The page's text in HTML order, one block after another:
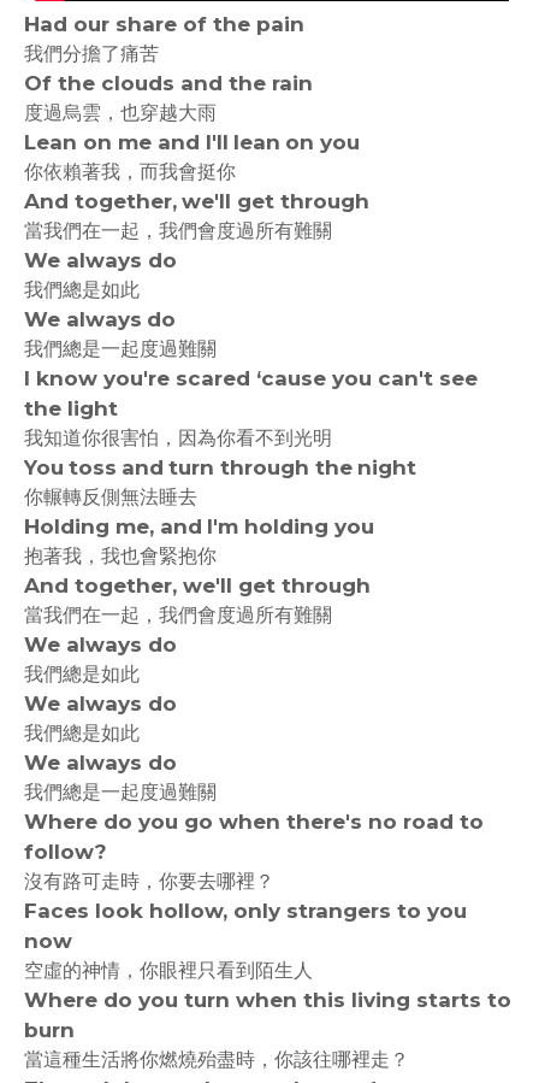
Had our share of the pain
我們分擔了痛苦
Of the clouds and the rain
度過烏雲，也穿越大雨
Lean on me and I'll lean on you
你依賴著我，而我會挺你
And together, we'll get through
當我們在一起，我們會度過所有難關
We always do
我們總是如此
We always do
我們總是一起度過難關
I know you're scared ‘cause you can't see
the light
我知道你很害怕，因為你看不到光明
You toss and turn through the night
你輾轉反側無法睡去
Holding me, and I'm holding you
抱著我，我也會緊抱你
And together, we'll get through
當我們在一起，我們會度過所有難關
We always do
我們總是如此
We always do
我們總是如此
We always do
我們總是一起度過難關
Where do you go when there's no road to
follow?
沒有路可走時，你要去哪裡？
Faces look hollow, only strangers to you
now
空虛的神情，你眼裡只看到陌生人
Where do you turn when this living starts to
burn
當這種生活將你燃燒殆盡時，你該往哪裡走？